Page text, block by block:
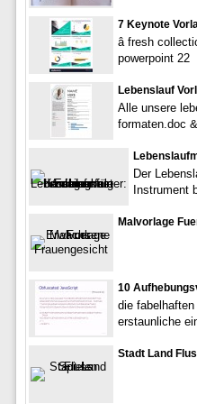
7 Keynote
â fresh
powerpoint 22
Lebenslauf
Alle unsere
formaten.doc
Der
Instrument
Malvorlage
10
die
erstaunliche
Stadt Land